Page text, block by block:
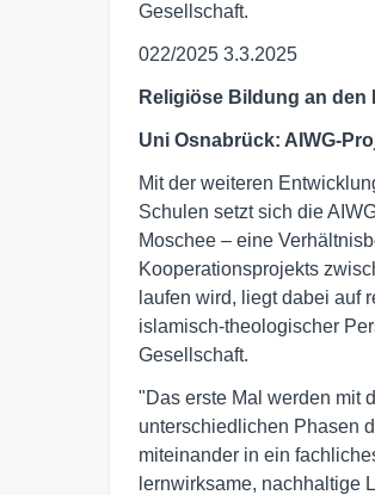
Gesellschaft.
022/2025 3.3.2025
Religiöse Bildung an
Uni Osnabrück: AIWG-
Mit der weiteren
Schulen setzt sich die
Moschee – eine
Kooperationsprojekts
laufen wird, liegt dabei auf
islamisch-theologischer
Gesellschaft.
"Das erste Mal werden mit
unterschiedlichen Phasen
miteinander in ein
lernwirksame, nachhaltige